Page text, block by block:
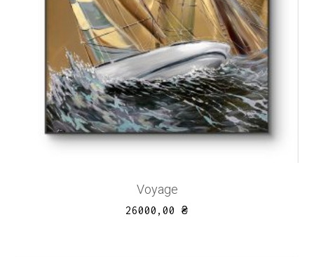
Voyage
26000,00 ₴